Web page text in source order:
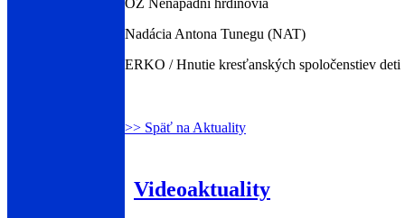
OZ Nenápadní hrdinovia
Nadácia Antona Tunegu (NAT)
ERKO / Hnutie kresťanských spoločenstiev deti
>> Späť na Aktuality
Videoaktuality